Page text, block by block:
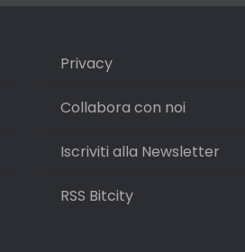
Privacy
Collabora con noi
Iscriviti alla Newsletter
RSS Bitcity